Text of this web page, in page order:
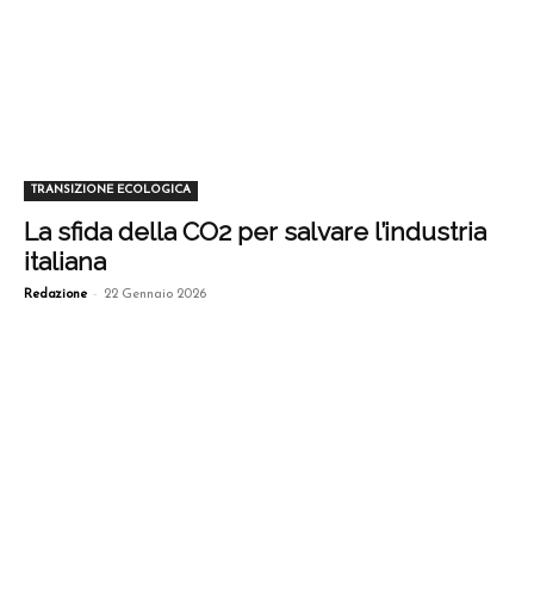
TRANSIZIONE ECOLOGICA
La sfida della CO2 per salvare l’industria
italiana
Redazione - 22 Gennaio 2026